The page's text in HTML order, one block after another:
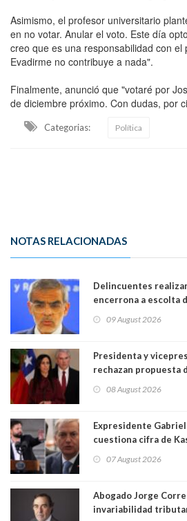
Asimismo, el profesor universitario
en no votar. Anular el voto. Este día
creo que es una responsabilidad con el
Evadirme no contribuye a nada".
Finalmente, anunció que "votaré por
de diciembre próximo. Con dudas, por
Categorias: Política
NOTAS RELACIONADAS
Delincuentes
encerrona a escolta
Lo Espejo
09 August 2026
Presidenta y
rechazan propuesta
"Constituye un
08 August 2026
Expresidente
cuestiona cifra de
07 August 2026
Abogado Jorge
invariabilidad